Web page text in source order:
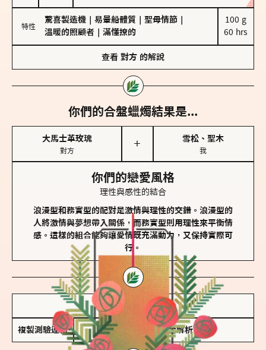
特性
驚喜製造機 易暈船體質 聖母情節
溫暖的照顧者
滿懂撩的
100 g
60 hrs
查看 對方 的解說
你們的合盤蠟燭結果是...
大馬士革玫瑰
對方
＋
雪松、聖木
我
你們的戀愛風格
理性與感性的結合
浪漫型和務實型的配對是激情與理性的交錯。浪漫型的
人將激情與夢想帶入關係，而務實型則用理性來平衡情
感。這樣的組合能夠讓愛情既充滿動力，又保持實際可
行。
儲存我的結果圖
複製測驗連結 查看香氛類型全解析 >>>